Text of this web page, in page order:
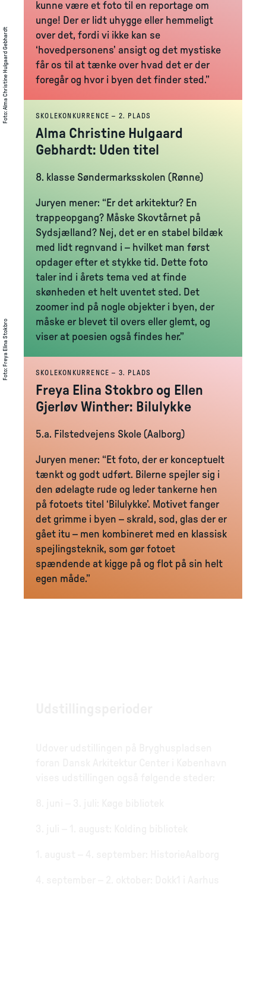
kunne være et foto til en reportage om
unge! Der er lidt uhygge eller hemmeligt
over det, fordi vi ikke kan se
‘hovedpersonens’ ansigt og det mystiske
får os til at tænke over hvad det er der
foregår og hvor i byen det finder sted.”
Foto
:
Alma Christine Hulgaard Gebhardt
SKOLEKONKURRENCE – 2. PLADS
Alma Christine Hulgaard
Gebhardt: Uden titel
8. klasse Søndermarksskolen (Rønne)
Juryen mener: “Er det arkitektur? En
trappeopgang? Måske Skovtårnet på
Sydsjælland? Nej, det er en stabel bildæk
med lidt regnvand i – hvilket man først
opdager efter et stykke tid. Dette foto
taler ind i årets tema ved at finde
skønheden et helt uventet sted. Det
zoomer ind på nogle objekter i byen, der
måske er blevet til overs eller glemt, og
viser at poesien også findes her.”
Foto
:
Freya Elina Stokbro
SKOLEKONKURRENCE – 3. PLADS
Freya Elina Stokbro og Ellen
Gjerløv Winther: Bilulykke
5.a. Filstedvejens Skole (Aalborg)
Juryen mener: “Et foto, der er konceptuelt
tænkt og godt udført. Bilerne spejler sig i
den ødelagte rude og leder tankerne hen
på fotoets titel ‘Bilulykke’. Motivet fanger
det grimme i byen – skrald, sod, glas der er
gået itu – men kombineret med en klassisk
spejlingsteknik, som gør fotoet
spændende at kigge på og flot på sin helt
egen måde.”